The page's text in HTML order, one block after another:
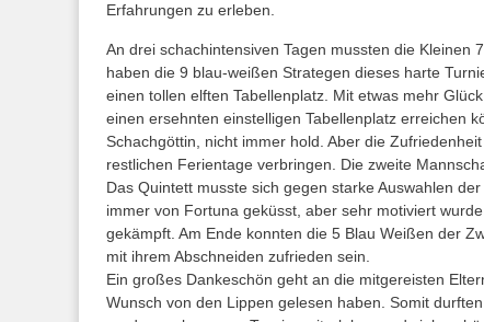
Erfahrungen zu erleben.
An drei schachintensiven Tagen mussten die Kleinen
haben die 9 blau-weißen Strategen dieses harte
einen tollen elften Tabellenplatz. Mit etwas mehr
einen ersehnten einstelligen Tabellenplatz erreichen
Schachgöttin, nicht immer hold. Aber die
restlichen Ferientage verbringen. Die zweite
Das Quintett musste sich gegen starke Auswahlen
immer von Fortuna geküsst, aber sehr motiviert
gekämpft. Am Ende konnten die 5 Blau Weißen der
mit ihrem Abschneiden zufrieden sein.
Ein großes Dankeschön geht an die mitgereisten
Wunsch von den Lippen gelesen haben. Somit